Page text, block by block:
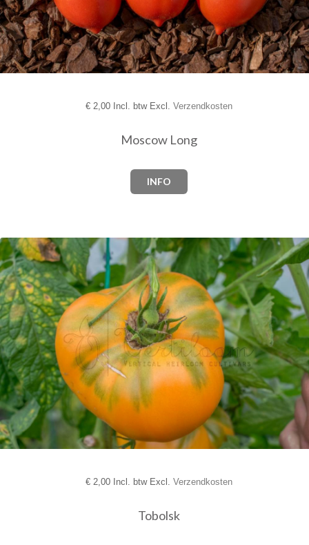
€2,00 Incl. btw Excl. Verzendkosten
Moscow Long
INFO
€2,00 Incl. btw Excl. Verzendkosten
Tobolsk